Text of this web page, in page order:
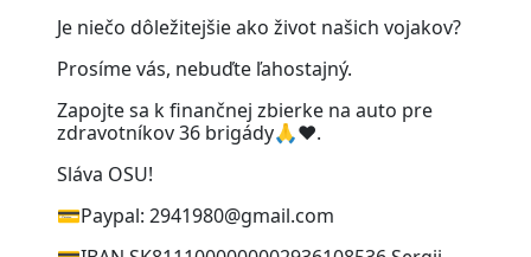
Je niečo dôležitejšie ako život našich vojakov?
Prosíme vás, nebuďte ľahostajný.
Zapojte sa k finančnej zbierke na auto pre
zdravotníkov 36 brigády🙏❤️.
Sláva OSU!
💳Paypal: 2941980@gmail.com